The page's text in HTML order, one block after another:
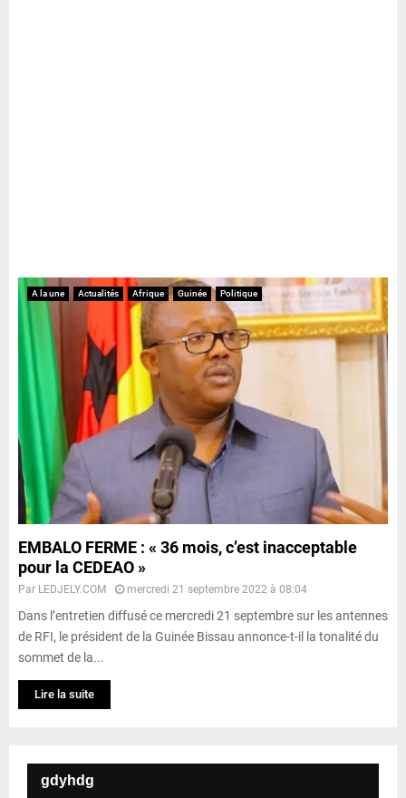
A la une Actualités Afrique Guinée Politique
EMBALO FERME : « 36 mois, c’est inacceptable
pour la CEDEAO »
Par LEDJELY.COM mercredi 21 septembre 2022 à 08:04
Dans l’entretien diffusé ce mercredi 21 septembre sur les antennes
de RFI, le président de la Guinée Bissau annonce-t-il la tonalité du
sommet de la...
Lire la suite
gdyhdg